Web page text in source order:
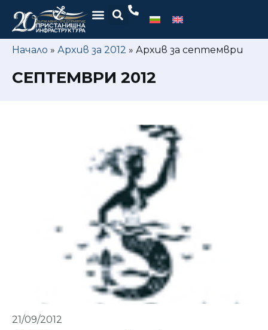
Начало » Архив за 2012 » Архив за септември
СЕПТЕМВРИ 2012
21/09/2012